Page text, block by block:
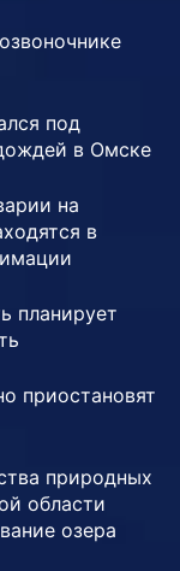
под
в Омске
на
в
планирует
приостановят
природных
области
озера